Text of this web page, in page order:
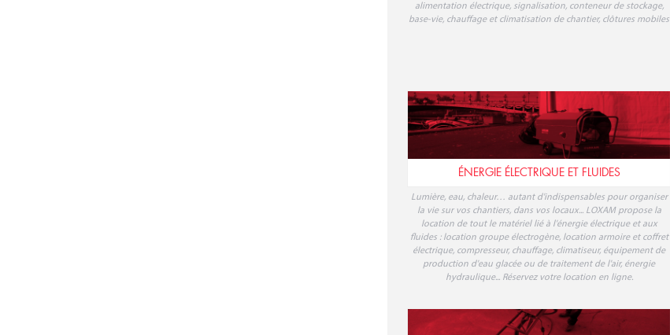
alimentation électrique, signalisation, conteneur de stockage,
base-vie, chauffage et climatisation de chantier, clôtures mobiles
ÉNERGIE ÉLECTRIQUE ET FLUIDES
Lumière, eau, chaleur… autant d'indispensables pour organiser
la vie sur vos chantiers, dans vos locaux... LOXAM propose la
location de tout le matériel lié à l'énergie électrique et aux
fluides : location groupe électrogène, location armoire et coffret
électrique, compresseur, chauffage, climatiseur, équipement de
production d'eau glacée ou de traitement de l'air, énergie
hydraulique... Réservez votre location en ligne.